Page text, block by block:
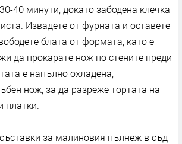
40 минути, докато забодена клечка
Извадете от фурната и оставете
блата от формата, като е
да прокарате нож по стените преди
е напълно охладена,
нож, за да разреже тортата на
платки.
за малиновия пълнеж в съд